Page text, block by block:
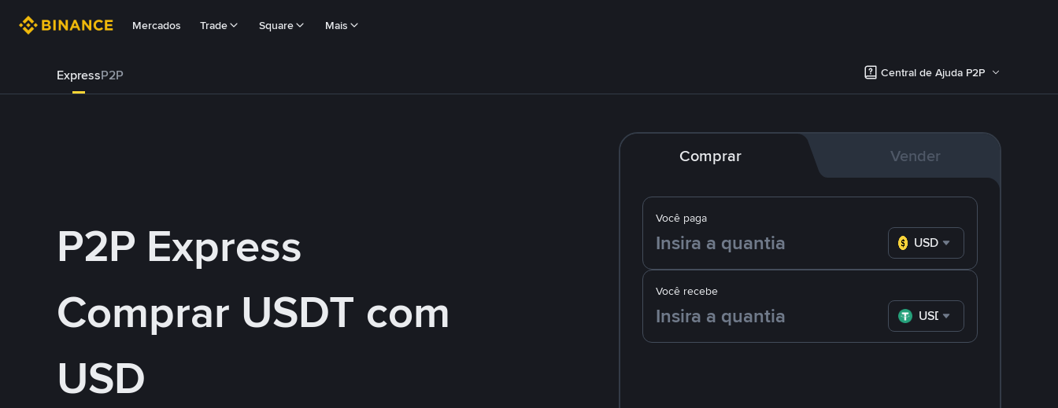
Mercados Trade Square Mais
ExpressP2P Central de Ajuda P2P
P2P Express
Comprar USDT com
USD
Comprar Vender
Você paga
USD
Você recebe
USDT